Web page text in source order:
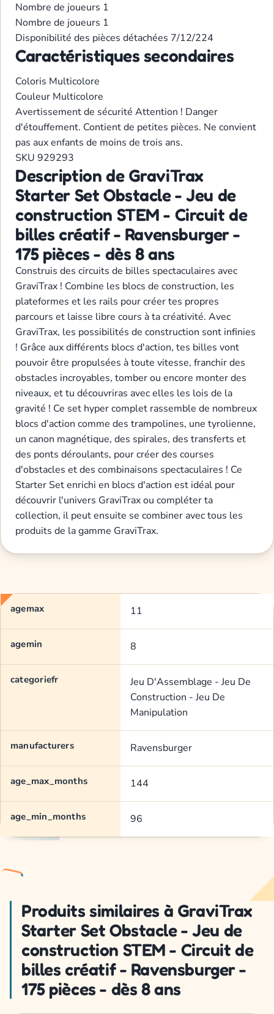
Nombre de joueurs 1
Nombre de joueurs 1
Disponibilité des pièces détachées 7/12/224
Caractéristiques secondaires
Coloris Multicolore
Couleur Multicolore
Avertissement de sécurité Attention ! Danger
d'étouffement. Contient de petites pièces. Ne convient
pas aux enfants de moins de trois ans.
SKU 929293
Description de GraviTrax
Starter Set Obstacle - Jeu de
construction STEM - Circuit de
billes créatif - Ravensburger -
175 pièces - dès 8 ans
Construis des circuits de billes spectaculaires avec
GraviTrax ! Combine les blocs de construction, les
plateformes et les rails pour créer tes propres
parcours et laisse libre cours à ta créativité. Avec
GraviTrax, les possibilités de construction sont infinies
! Grâce aux différents blocs d'action, tes billes vont
pouvoir être propulsées à toute vitesse, franchir des
obstacles incroyables, tomber ou encore monter des
niveaux, et tu découvriras avec elles les lois de la
gravité ! Ce set hyper complet rassemble de nombreux
blocs d'action comme des trampolines, une tyrolienne,
un canon magnétique, des spirales, des transferts et
des ponts déroulants, pour créer des courses
d'obstacles et des combinaisons spectaculaires ! Ce
Starter Set enrichi en blocs d'action est idéal pour
découvrir l'univers GraviTrax ou compléter ta
collection, il peut ensuite se combiner avec tous les
produits de la gamme GraviTrax.
agemax 11
agemin 8
categoriefr
Jeu D'Assemblage - Jeu De
Construction - Jeu De
Manipulation
manufacturers Ravensburger
age_max_months 144
age_min_months 96
Produits similaires à GraviTrax
Starter Set Obstacle - Jeu de
construction STEM - Circuit de
billes créatif - Ravensburger -
175 pièces - dès 8 ans